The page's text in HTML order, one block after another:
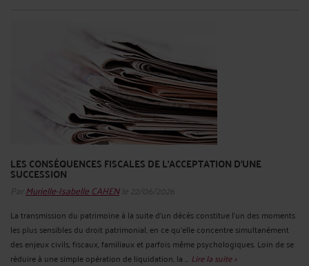
LES CONSÉQUENCES FISCALES DE L’ACCEPTATION D’UNE
SUCCESSION
Par Murielle-Isabelle CAHENle 22/06/2026
La transmission du patrimoine à la suite d’un décès constitue l’un des moments
les plus sensibles du droit patrimonial, en ce qu’elle concentre simultanément
des enjeux civils, fiscaux, familiaux et parfois même psychologiques. Loin de se
réduire à une simple opération de liquidation, la ... Lire la suite >